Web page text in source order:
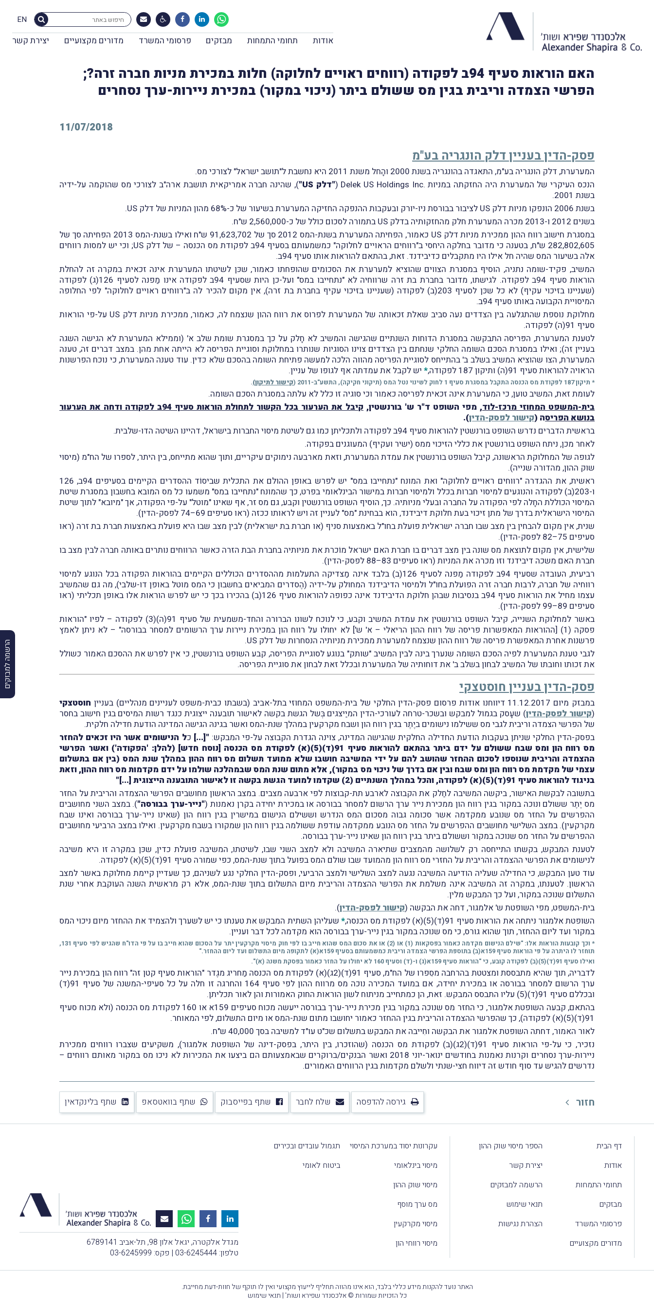
EN
אודות תחומי התמחות מבזקים פרסומי המשרד מדורים מקצועיים יצירת קשר
הרשמה למבזקים
האם הוראות סעיף 94ב לפקודה (רווחים ראויים לחלוקה) חלות במכירת מניות חברה זרה?;
הפרשי הצמדה וריבית בגין מס ששולם ביתר (ניכוי במקור) במכירת ניירות-ערך נסחרים
11/07/2018
פסק-הדין בעניין דלק הונגריה בע"מ
המערערת, דלק הונגריה בע"מ, התאגדה בהונגריה בשנת 2000 והָחל משנת 2011 היא נחשבת ל"תושב ישראל" לצורכי מס.
הנכס העיקרי של המערערת היה החזקתה במניות .Delek US Holdings Inc (
"דלק US"
), שהינה חברה אמריקאית תושבת ארה"ב לצורכי מס שהוקמה על-ידיה
בשנת 2001.
בשנת 2006 הונפקו מניות דלק US לציבור בבורסת ניו-יורק ובעקבות ההנפקה החזיקה המערערת בשיעור של כ-68% מהון המניות של דלק US.
בשנים 2012 ו-2013 מכרה המערערת חלק מהחזקותיה בדלק US בתמורה לסכום כולל של כ-2,560,000 ש"ח.
במסגרת חישוב רווח ההון ממכירת מניות דלק US כאמור, הפחיתה המערערת בשנת-המס 2012 סך של 91,623,702 ש"ח ואילו בשנת-המס 2013 הפחיתה סך של
282,802,605 ש"ח, בטענה כי מדובר בחלקהּ היחסי ב"רווחים הראויים לחלוקה" כמשמעותם בסעיף 94ב לפקודת מס הכנסה – של דלק US; וכי יש למסות רווחים
אלה בשיעור המס שהיה חל אילו היו מתקבלים כדיבידנד. זאת, בהתאם להוראות אותו סעיף 94ב.
המשיב, פקיד-שומה נתניה, הוסיף במסגרת הצווים שהוציא למערערת את הסכומים שהופחתו כאמור, שכּן לשיטתו המערערת אינה זכאית במקרה זה להחלת
הוראות סעיף 94ב לפקודה. לגישתו, מדובר בחברת בת זרה שרווחיה לא "נתחייבו במס" ועל-כן היות שסעיף 94ב לפקודה אינו מַפנה לסעיף 126(ג) לפקודה
(שעניינו בזיכוי עקיף) לא כל שכּן לסעיף 203(ב) לפקודה (שעניינו בזיכוי עקיף בחברת בת זרה), אין מקום להכיר לה ב"רווחים ראויים לחלוקה" לפי החלופה
המיסויית הקבועה באותו סעיף 94ב.
מחלוקת נוספת שהתגלעה בין הצדדים נעה סביב שאלת זכאותה של המערערת לפרוס את רווח ההון שנצמח לה, כאמור, ממכירת מניות דלק US על-פי הוראות
סעיף 91(ה) לפקודה.
לטענת המערערת, הפּריסה התבקשה במסגרת הדוחות השנתיים שהגישה והמשיב לא חָלק על כך במסגרת שומת שלב א' (וממילא המערערת לא הגישה השגה
בעניין זה); ואילו במסגרת הסכם השומה החלקי שנחתם בין הצדדים צוינו הסוגיות שנותרו במחלוקת וסוגיית הפריסה לא הייתה אחת מהן. במצב דברים זה, טענה
המערערת, הצו שהוציא המשיב בשלב ב' בהתייחס לסוגיית הפריסה מהווה הלכה למעשה פתיחת השומה בהסכם שלא כדין. עוד טענה המערערת, כי נוכח הפרשנות
הראויה להוראות סעיף 91(ה) ותיקון 187 לפקודה,
* יש לקבל את עמדתה אף לגופו של עניין.
* תיקון 187 לפקודת מס הכנסה התקבל במסגרת סעיף 1 לחוק לשינוי נטל המס (תיקוני חקיקה), התשע"ב-2011 ( קישור לתיקון)
.
לעומת זאת, המשיב טוען, כי המערערת אינה זכאית לפריסה כאמור וכי סוגיה זו כלל לא עלתה במסגרת הסכם השומה.
בית-המשפט המחוזי מרכז-לוד, מפי השופט ד"ר ש' בורנשטין,
קיבל את הערעור בכל הקשור לתחולת הוראות סעיף 94ב לפקודה ודחה את הערעור
בנושא הפריסה (קישור לפסק-הדין).
בראשית הדברים נדרש השופט בורנשטין להוראות סעיף 94ב לפקודה ולתכליתן כמו גם לשיטת מיסוי החברות בישראל, דהיינו השיטה הדו-שלבית.
לאחר מכן, ניתח השופט בורנשטין את כללי הזיכוי ממס (ישיר ועקיף) המעוגנים בפקודה.
לגופה של המחלוקת הראשונה, קיבל השופט בורנשטין את עמדת המערערת, וזאת מארבעה נימוקים עיקריים, ותוך שהוא מתייחס, בין היתר, לספרו של הח"מ (מיסוי
שוק ההון, מהדורה שנייה).
ראשית, את ההגדרה "רווחים ראויים לחלוקה" ואת המונח "נתחייבו במס" יש לפרש באופן ההולם את התכלית שביסוֹד ההסדרים הקיימים בסעיפים 94ב, 126
ו-203(ב) לפקודה והנוגעים למיסוי חברות בכלל ולמיסוי חברות במישור הבינלאומי בפרט, כך שהמונח "נתחייבו במס" משמעו כל מס המובא בחשבון במסגרת שיטת
המיסוי הכוללת החָלה לפי הפקודה על החברה ובעלי מניותיה. כך, הוסיף השופט בורנשטין וקבע, גם מס זר, אף שאינו "מוטל" על-פי הפקודה, אך "מיובא" לתוך שיטת
המיסוי הישראלית בדרך של מתן זיכוי בעת חלוקת דיבידנד, הוא בבחינת "מס" לעניין זה ויש לראותו ככזה (ראו סעיפים 69–74 לפסק-הדין).
שנית, אין מקום להבחין בין מצב שבו חברה ישראלית פועלת בחו"ל באמצעות סניף (או חברת בת ישראלית) לבין מצב שבו היא פועלת באמצעות חברת בת זרה (ראו
סעיפים 75–82 לפסק-הדין).
שלישית, אין מקום לתוצאת מס שונה בין מצב דברים בו חברת האם ישראל מוֹכרת את מניותיה בחברת הבת הזרה כאשר הרווחים נותרים באותה חברה לבין מצב בו
חברת האם משכה דיבידנד וזו מכרה את המניות (ראו סעיפים 83–88 לפסק-הדין).
רביעית, העובדה שסעיף 94ב לפקודה מַפנה לסעיף 126(ב) בלבד אינה מַצדיקה התעלמות מההסדרים הכוללים הקיימים בהוראות הפקודה בכל הנוגע למיסוי
רווחיה של חברה, לרבות חברה זרה הפועלת בחו"ל ולמיסוי הדיבידנד המחולק על-ידיה (הֶסדרים המביאים בחשבון כי המס מוטל באופן דו-שלבי), מה גם שהמשיב
עצמו מחיל את הוראות סעיף 94ב בנסיבות שבהן חלוקת הדיבידנד אינה כפופה להוראות סעיף 126(ב) בהכירו בכך כי יש לפרש הוראות אלו באופן תכליתי (ראו
סעיפים 89–99 לפסק-הדין).
באשר למחלוקת השנייה, קיבל השופט בורנשטין את עמדת המשיב וקבע, כי לנוכח לשונו הברורה והחד-משמעית של סעיף 91(ה)(3) לפקודה – לפיו "הוראות
פסקה (1) [ההוראות המאפשרות פריסה של רווח ההון הריאלי – א' ש'] לא יחולו על רווח הון במכירת ניירות ערך הרשומים למסחר בבורסה" – לא ניתן לאמץ
פרשנות אחרת המאפשרת פריסה של רווח ההון שנצמח למערערת ממכירת מניותיה הנסחרות של דלק US.
לגבי טענת המערערת לפיה הסכם השומה שנערך בינה לבין המשיב "שותק" בנוגע לסוגיית הפריסה, קבע השופט בורנשטין, כי אין לפרש את ההסכם האמור כשולל
את זכותו וחובתו של המשיב לבחון בשלב ב' את דוחותיה של המערערת ובכלל זאת לבחון את סוגיית הפריסה.
פסק-הדין בעניין חוסטצקי
במבזק מיום 11.12.2017 דיווחנו אודות פרסום פסק-הדין החלקי של בית-המשפט המחוזי בתל-אביב (בשבתו כבית-משפט לעניינים מנהליים) בעניין
חוסטצקי
(קישור לפסק-הדין) שעָסק בגמול למבקש ובשכר-טרחה לעורכי-הדין המיַיצגים בְּשל הגשת בקשה לאישור תובענה ייצוגית כנגד רשות המיסים בגין חישוב בחסר
של הפרשי הצמדה וריבית לגבי מס ששילמו נישומים ביֶתֶר בגין רווח הון ושבח מקרקעין במהלך שנת-המס ואשר בגינהּ הגישה המדינה הודעת חדילה חלקית.
בפסק-הדין החלקי שניתן בעקבות הודעת החדילה החלקית שהגישה המדינה, צוינה הגדרת הקבוצה על-פי המבקש: "[...] כל הנישומים אשר היו זכאים להחזר
מס רווח הון ומס שבח ששולם על ידם ביתר בהתאם להוראות סעיף 91(ד)(5)(א) לפקודת מס הכנסה [נוסח חדש] (להלן: 'הפקודה') ואשר הפרשי
ההצמדה והריבית שנוספו לסכום ההחזר שהושב להם על ידי המשיבה חושבו שלא ממועד תשלום מס רווח ההון במהלך שנת המס (בין אם בתשלום
עצמי של מקדמת מס רווח הון ומס שבח ובין אם בדרך של ניכוי מס במקור), אלא מתום שנת המס שבמהלכה שולמו על ידם מקדמות מס רווח ההון, וזאת
בניגוד להוראות סעיף 91(ד)(5)(א) לפקודה, והכל במהלך השנתיים (2) שקדמו למועד הגשת בקשה זו לאישור התובענה הייצוגית
[...]"
בתשובה לבקשת האישור, ביקשה המשיבה לחַלק את הקבוצה לארבע תת-קבוצות לפי ארבעה מצבים. במצב הראשון מחושבים הפרשי ההצמדה והריבית על החזר
מס יֶתֶר ששולם ונוכה במקור בגין רווח הון ממכירת נייר ערך הרשום למסחר בבורסה או במכירת יחידה בקרן נאמנות ("נייר-ערך בבורסה"). במצב השני מחושבים
ההפרשים על החזר מס שנובע ממקדמה אשר סכומה גבוה מסכום המס הנדרש וששילם הנישום במישרין בגין רווח הון (שאינו נייר-ערך בבורסה ואינו שבח
מקרקעין). במצב השלישי מחושבים ההפרשים על החזר מס הנובע ממקדמה עודפת ששולמה בגין רווח הון שמקורו בשבח מקרקעין. ואילו במצב הרביעי מחושבים
ההפרשים על החזר מס שנוכה במקור וששולם ביתר בגין רווח הון שאינו נייר-ערך בבורסה.
לטענת המבקש, בקשתו התייחסה רק לשלושה מהמצבים שתיארה המשיבה ולא למצב השני שבו, לשיטתו, המשיבה פועלת כדין, שכּן במקרה זו היא משיבה
לנישומים את הפרשי ההצמדה והריבית על החזרי מס רווח הון מהמועד שבו שולם המס בפועל בתוך שנת-המס, כפי שמורה סעיף 91(ד)(5)(א) לפקודה.
עוד טען המבקש, כי החדילה שעליה הודיעה המשיבה נגעה למצב השלישי ולמצב הרביעי, ופסק-הדין החלקי נגע לשניהם, כך שעדיין קיימת מחלוקת באשר למצב
הראשון. לטענתו, במקרה זה המשיבה אינה משלמת את הפרשי ההצמדה והריבית מיום התשלום בתוך שנת-המס, אלא רק מראשית השנה העוקבת אחרי שנת
התשלום שנוכה במקור, ועל כך המבקש מלין.
בית-המשפט, מפי השופטת ש' אלמגור, דחה את הבקשה (קישור לפסק-הדין).
השופטת אלמגור ניתחה את הוראות סעיף 91(ד)(5)(א) לפקודת מס הכנסה,
* שעליהן השתית המבקש את טענתו כי יש לשערך ולהצמיד את ההחזר מיום ניכוי המס
במקור ועד ליום ההחזר, תוך שהוא גורס, כי מס שנוכה במקור בגין נייר-ערך בבורסה הוא מקדמה לכל דבר ועניין.
* וכך קובעות הוראות אלו: "שילם הנישום מקדמה כאמור בפסקאות (1) או (2) או את סכום המס שהוא חייב בו לפי חוק מיסוי מקרקעין יתר על הסכום שהוא חייב בו על פי הדו"ח שהגיש לפי סעיף 131,
תוחזר לו היתרה על פי הוראות סעיף 159א(ב) בתוספת הפרשי הצמדה וריבית כמשמעותם בסעיף 159א(א) לתקופה מיום התשלום ועד ליום ההחזר."
ואילו סעיף 91(ד)(5)(ב) לפקודה קובע, כי "הוראות סעיף 159א(ג) ו-(ד) וסעיף 160 לא יחולו על החזר כאמור בפסקת משנה (א)".
לדבריה, תוך שהיא מתבססת ומצטטת בהרחבה מסִפרו של הח"מ, סעיף 91(ד)(2ג)(א) לפקודת מס הכנסה מַחריג מגֶדר "הוראות סעיף קטן זה" רווח הון במכירת נייר
ערך הרשום למסחר בבורסה או במכירת יחידה, אם במועד המכירה נוכה מס מרווח ההון לפי סעיף 164 והחרגה זו חלה על כל סעיפי-המשנה של סעיף 91(ד)
ובכללם סעיף 91(ד)(5) עליו התבסס המבקש. זאת, הן כמתחייב מניתוח לשון הוראות החוק האמורות והן לאור תכליתן.
בהתאם, קבעה השופטת אלמגור, כי החזר מס שנוכה במקור בגין מכירת נייר-ערך בבורסה ייעשה מכוח סעיפים 159א או 160 לפקודת מס הכנסה (ולא מכוח סעיף
91(ד)(5)(א) לפקודה), כך שהפרשי ההצמדה והריבית בגין ההחזר כאמור יחושבו מתום שנת-המס או מיום התשלום, לפי המאוחר.
לאור האמור, דחתה השופטת אלמגור את הבקשה וחִייבה את המבקש בתשלום שכ"ט עו"ד למשיבה בסך 40,000 ש"ח.
נזכיר, כי על-פי הוראות סעיף 91(ד)(2ג)(ב) לפקודת מס הכנסה (שהוזכרו, בין היתר, בפסק-דינה של השופטת אלמגור), משקיעים שצברו רווחים ממכירת
ניירות-ערך נסחרים וקרנות נאמנות בחודשים ינואר-יוני 2018 ואשר הבנקים/ברוקרים שבאמצעותם הם ביצעו את המכירות לא ניכו מס במקור מאותם רווחים –
נדרשים להגיש עד סוף חודש זה דיווח חצי-שנתי ולשלם מקדמות בגין הרווחים האמורים.
חזור גירסה להדפסה שלח לחבר שתף בפייסבוק שתף בוואטסאפ שתף בלינקדאין
דף הבית
אודות
תחומי התמחות
מבזקים
פרסומי המשרד
מדורים מקצועיים
הספר מיסוי שוק ההון
יצירת קשר
הרשמה למבזקים
תנאי שימוש
הצהרת נגישות
עקרונות יסוד במערכת המיסוי
מיסוי בינלאומי
מיסוי שוק ההון
מס ערך מוסף
מיסוי מקרקעין
מיסוי רווחי הון
תגמול עובדים ובכירים
ביטוח לאומי
מגדל אלקטרה, יגאל אלון 98, תל-אביב 6789141
טלפון: 03-6245444 | פקס: 03-6245999
האתר נועד להקנות מידע כללי בלבד, הוא אינו מהווה תחליף לייעוץ מקצועי ואין לו תוקף של חוות-דעת מחייבת.
כל הזכויות שמורות © אלכסנדר שפירא ושות' | תנאי שימוש